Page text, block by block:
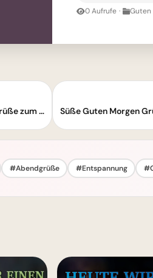
0 Aufrufe · Guten
Ein Kätzchen führt süße Küken ins Wochenende – Herzliche Grüße zum Teilen!
#Abendgrüße #Entspannung